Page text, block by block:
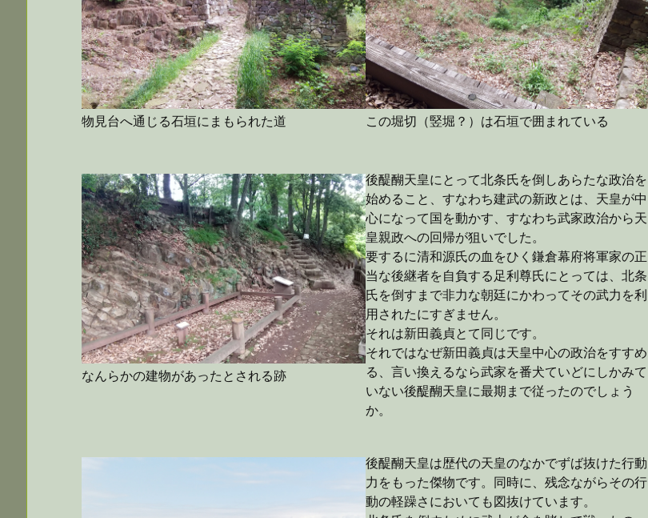
物見台へ通じる石垣にまもられた道 この堀切（竪堀？）は石垣で囲まれている
なんらかの建物があったとされる跡
後醍醐天皇にとって北条氏を倒しあらたな政治を
始めること、すなわち建武の新政とは、天皇が中
心になって国を動かす、すなわち武家政治から天
皇親政への回帰が狙いでした。
要するに清和源氏の血をひく鎌倉幕府将軍家の正
当な後継者を自負する足利尊氏にとっては、北条
氏を倒すまで非力な朝廷にかわってその武力を利
用されたにすぎません。
それは新田義貞とて同じです。
それではなぜ新田義貞は天皇中心の政治をすすめ
る、言い換えるなら武家を番犬ていどにしかみて
いない後醍醐天皇に最期まで従ったのでしょう
か。
後醍醐天皇は歴代の天皇のなかでずば抜けた行動
力をもった傑物です。同時に、残念ながらその行
動の軽躁さにおいても図抜けています。